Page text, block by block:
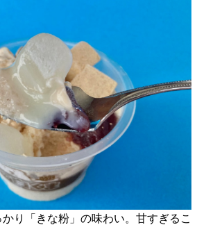
り「きな粉」の味わい。甘すぎるこ